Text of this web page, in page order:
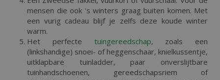
mensen die ook 's winters graag buiten komen. Met
een vurig cadeau blijf je zelfs deze koude winter
warm.
Het perfecte tuingereedschap, zoals een
(linkshandige) snoei- of heggenschaar, knielkussentje,
uitklapbare tuinladder, paar onverslijtbare
tuinhandschoenen, gereedschapsriem of